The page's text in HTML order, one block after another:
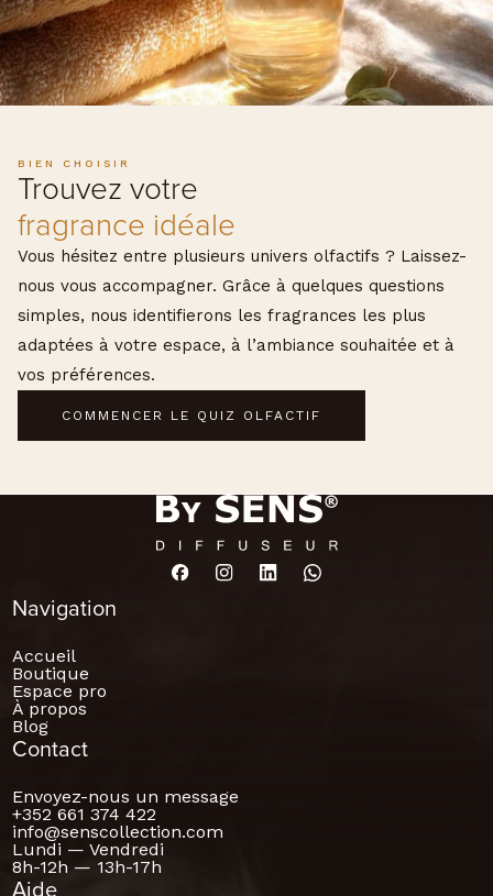
BIEN CHOISIR
Trouvez votre
fragrance idéale
Vous hésitez entre plusieurs univers olfactifs ? Laissez-
nous vous accompagner. Grâce à quelques questions
simples, nous identifierons les fragrances les plus
adaptées à votre espace, à l’ambiance souhaitée et à
vos préférences.
COMMENCER LE QUIZ OLFACTIF
Navigation
Accueil
Boutique
Espace pro
À propos
Blog
Contact
Envoyez-nous un message
+352 661 374 422
info@senscollection.com
Lundi — Vendredi
8h-12h — 13h-17h
Aide